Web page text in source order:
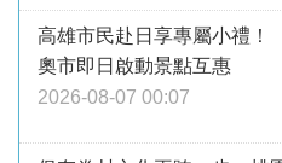
高雄市民赴日享專屬小禮
奧市即日啟動景點互惠
2026-08-07 00:07